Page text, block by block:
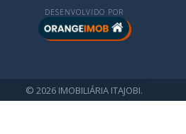
DESENVOLVIDO POR
© 2026 IMOBILIÁRIA ITAJOBI.